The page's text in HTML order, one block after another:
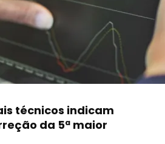
técnicos indicam
da 5ª maior